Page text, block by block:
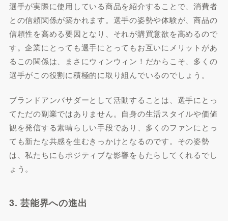
選手が実際に使用している商品を紹介することで、消費者
との信頼関係が築かれます。選手の姿勢や体験が、商品の
信頼性を高める要因となり、それが購買意欲を高めるので
す。企業にとっても選手にとってもお互いにメリットがあ
るこの関係は、まさにウィンウィン！だからこそ、多くの
選手がこの役割に積極的に取り組んでいるのでしょう。
ブランドアンバサダーとして活動することは、選手にとっ
てただの副業ではありません。自身の生活スタイルや価値
観を発信する素晴らしい手段であり、多くのファンにとっ
ても新たな共感を生むきっかけとなるのです。その姿勢
は、私たちにもポジティブな影響をもたらしてくれるでし
ょう。
3. 芸能界への進出